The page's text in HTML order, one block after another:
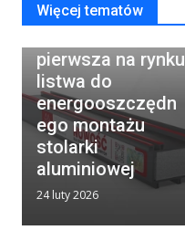
Więcej tematów
MAAGtherm®
pierwsza na rynku
listwa do
energooszczędn
ego montażu
stolarki
aluminiowej
24 luty 2026